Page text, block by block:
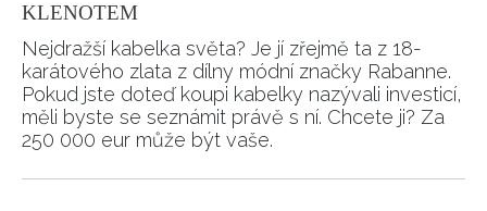
KLENOTEM
Nejdražší kabelka světa? Je jí zřejmě ta z 18-
karátového zlata z dílny módní značky Rabanne.
Pokud jste doteď koupi kabelky nazývali investicí,
měli byste se seznámit právě s ní. Chcete ji? Za
250 000 eur může být vaše.